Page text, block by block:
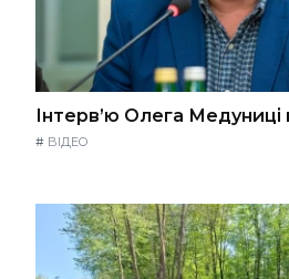
Інтерв’ю Олега Медуниці
# ВІДЕО